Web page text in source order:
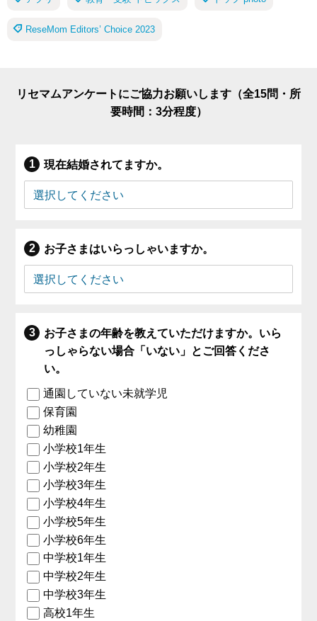
ReseMom Editors’ Choice 2023
リセマムアンケートにご協力お願いします（全15問・所
要時間：3分程度）
現在結婚されてますか。
お子さまはいらっしゃいますか。
お子さまの年齢を教えていただけますか。いら
っしゃらない場合「いない」とご回答くださ
い。
通園していない未就学児
保育園
幼稚園
小学校1年生
小学校2年生
小学校3年生
小学校4年生
小学校5年生
小学校6年生
中学校1年生
中学校2年生
中学校3年生
高校1年生